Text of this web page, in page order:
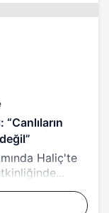
“Canlıların
Haliç'te